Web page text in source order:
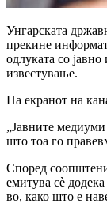
Унгарската
прекине
одлуката со
известување.
На екранот на
„Јавните
што тоа го
Според
емитува сè
во, како што е